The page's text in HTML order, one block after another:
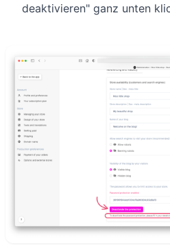
deaktivieren" ganz unten